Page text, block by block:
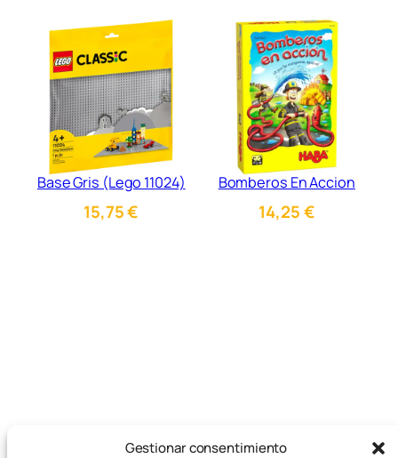
Gestionar consentimiento
Base Gris (Lego 11024)
15,75€
Bomberos En Accion
14,25€